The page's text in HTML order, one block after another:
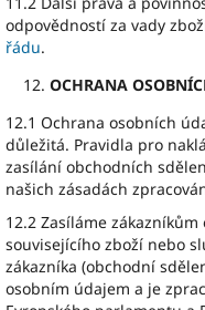
odpovědností za vady
řádu.
OCHRANA
12.1 Ochrana osobních
důležitá. Pravidla pro
zasílání obchodních
našich zásadách
12.2 Zasíláme
souvisejícího zboží nebo
zákazníka (obchodní
osobním údajem a je